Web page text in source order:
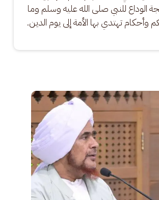
الوداع للنبي صلى الله عليه وسلم وما
تهتدي بها الأمة إلى يوم الدين.